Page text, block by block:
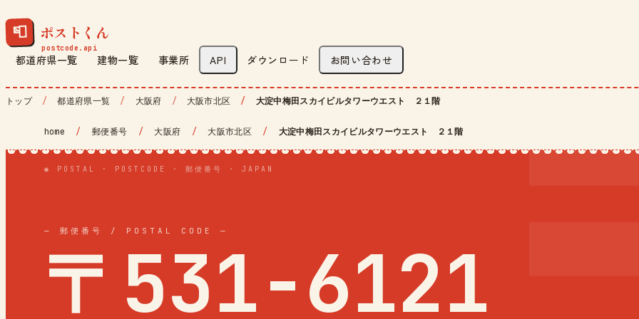
📮 ポストくん
都道府県一覧 建物一覧 事業所 API ダウンロード お問い合わせ
トップ 都道府県一覧 大阪府 大阪市北区 大淀中梅田スカイビルタワーウエスト ２１階
home / 郵便番号 / 大阪府 / 大阪市北区 / 大淀中梅田スカイビルタワーウエスト ２１階
◉ POSTAL · POSTCODE · 郵便番号 · JAPAN
— 郵便番号 / POSTAL CODE —
〒531-6121